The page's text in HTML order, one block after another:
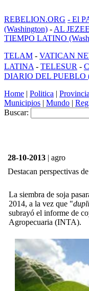
REBELION.ORG - El
(Washington) - AL
TIEMPO LATINO
TELAM - VATICAN
LATINA - TELESUR -
DIARIO DEL PUEBLO
Home | Politica | Provincia
Municipios | Mundo |
Buscar:
28-10-2013 | agro
Destacan perspectivas
La siembra de soja
2014, a la vez que "
subrayó el informe de
Agropecuaria (INTA).